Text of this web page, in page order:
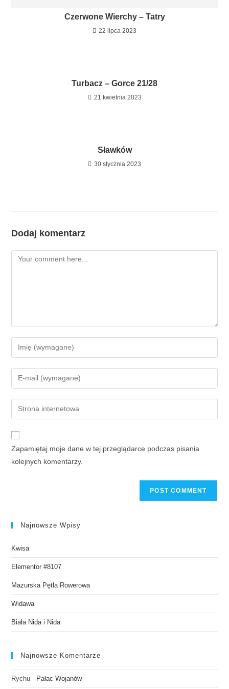
Czerwone Wierchy – Tatry
22 lipca 2023
Turbacz – Gorce 21/28
21 kwietnia 2023
Sławków
30 stycznia 2023
Dodaj komentarz
Zapamiętaj moje dane w tej przeglądarce podczas pisania
kolejnych komentarzy.
Najnowsze Wpisy
Kwisa
Elementor #8107
Mazurska Pętla Rowerowa
Widawa
Biała Nida i Nida
Najnowsze Komentarze
Rychu - Pałac Wojanów